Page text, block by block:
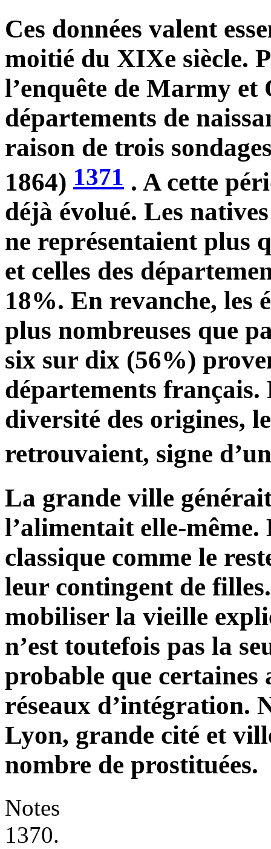
Ces données valent
moitié du XIXe siècle.
l’enquête de Marmy et
départements de
raison de trois
1864) 1371 . A cette
déjà évolué. Les
ne représentaient plus
et celles des
18%. En revanche, les
plus nombreuses que
six sur dix (56%)
départements français.
diversité des origines,
retrouvaient, signe
La grande ville
l’alimentait elle-
classique comme le
leur contingent de
mobiliser la vieille
n’est toutefois pas la
probable que certaines
réseaux d’intégration.
Lyon, grande cité et
nombre de prostituées.
Notes
1370.